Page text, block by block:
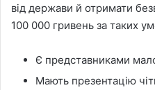
від держави й отримати
100 000 гривень за таких
Є представниками
Мають презентацію